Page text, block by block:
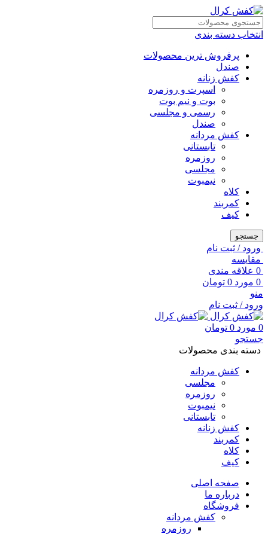
انتخاب دسته بندی
پرفروش ترین محصولات
صندل
کفش زنانه
اسپرت و روزمره
بوت و نیم بوت
رسمی و مجلسی
صندل
کفش مردانه
تابستانی
روزمره
مجلسی
نیمبوت
کلاه
کمربند
کیف
جستجو
ورود / ثبت نام
مقايسه
0 علاقه مندی
0 مورد 0 تومان
منو
ورود / ثبت نام
0 مورد 0 تومان
جستجو
دسته بندی محصولات
کفش مردانه
مجلسی
روزمره
نیمبوت
تابستانی
کفش زنانه
کمربند
کلاه
کیف
صفحه اصلی
درباره ما
فروشگاه
کفش مردانه
روزمره